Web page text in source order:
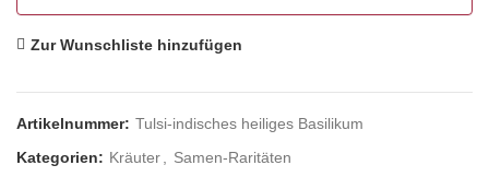
Zur Wunschliste hinzufügen
Artikelnummer: Tulsi-indisches heiliges Basilikum
Kategorien: Kräuter Samen-Raritäten